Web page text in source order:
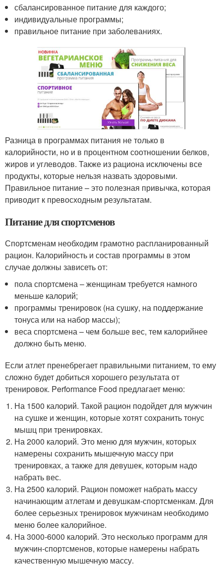
сбалансированное питание для каждого;
индивидуальные программы;
правильное питание при заболеваниях.
Разница в программах питания не только в
калорийности, но и в процентном соотношении белков,
жиров и углеводов. Также из рациона исключены все
продукты, которые нельзя назвать здоровыми.
Правильное питание – это полезная привычка, которая
приводит к превосходным результатам.
Питание для спортсменов
Спортсменам необходим грамотно распланированный
рацион. Калорийность и состав программы в этом
случае должны зависеть от:
пола спортсмена – женщинам требуется намного
меньше калорий;
программы тренировок (на сушку, на поддержание
тонуса или на набор массы);
веса спортсмена – чем больше вес, тем калорийнее
должно быть меню.
Если атлет пренебрегает правильными питанием, то ему
сложно будет добиться хорошего результата от
тренировок. Performance Food предлагает меню:
На 1500 калорий. Такой рацион подойдет для мужчин
на сушке и женщин, которые хотят сохранить тонус
мышц при тренировках.
На 2000 калорий. Это меню для мужчин, которых
намерены сохранить мышечную массу при
тренировках, а также для девушек, которым надо
набрать вес.
На 2500 калорий. Рацион поможет набрать массу
начинающим атлетам и девушкам-спортсменкам. Для
более серьезных тренировок мужчинам необходимо
меню более калорийное.
На 3000-6000 калорий. Это несколько программ для
мужчин-спортсменов, которые намерены набрать
качественную мышечную массу.